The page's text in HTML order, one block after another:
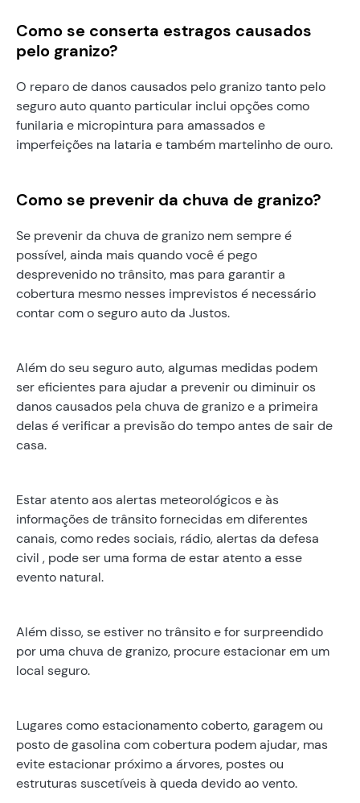
Como se conserta estragos causados
pelo granizo?
O reparo de danos causados pelo granizo tanto pelo
seguro auto quanto particular inclui opções como
funilaria e micropintura para amassados e
imperfeições na lataria e também martelinho de ouro.
Como se prevenir da chuva de granizo?
Se prevenir da chuva de granizo nem sempre é
possível, ainda mais quando você é pego
desprevenido no trânsito, mas para garantir a
cobertura mesmo nesses imprevistos é necessário
contar com o seguro auto da Justos.
Além do seu seguro auto, algumas medidas podem
ser eficientes para ajudar a prevenir ou diminuir os
danos causados pela chuva de granizo e a primeira
delas é verificar a previsão do tempo antes de sair de
casa.
Estar atento aos alertas meteorológicos e às
informações de trânsito fornecidas em diferentes
canais, como redes sociais, rádio, alertas da defesa
civil , pode ser uma forma de estar atento a esse
evento natural.
Além disso, se estiver no trânsito e for surpreendido
por uma chuva de granizo, procure estacionar em um
local seguro.
Lugares como estacionamento coberto, garagem ou
posto de gasolina com cobertura podem ajudar, mas
evite estacionar próximo a árvores, postes ou
estruturas suscetíveis à queda devido ao vento.